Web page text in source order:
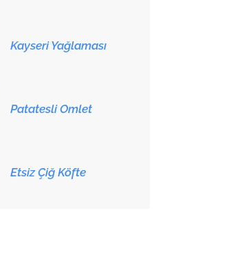
Kayseri Yağlaması
Patatesli Omlet
Etsiz Çiğ Köfte